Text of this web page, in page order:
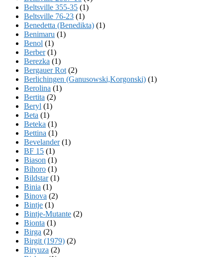
Beltsville 355-35 (1)
Beltsville 76-23 (1)
Benedetta (Benedikta) (1)
Benimaru (1)
Benol (1)
Berber(1)
Berezka (1)
Bergauer Rot (2)
Berlichingen (Ganusowski,Korgonski) (1)
Berolina (1)
Bertita (2)
Beryl (1)
Beta (1)
Beteka (1)
Bettina (1)
Bevelander(1)
BF 15 (1)
Biason (1)
Bihoro (1)
Bildstar(1)
Binia (1)
Binova (2)
Bintje (1)
Bintje-Mutante (2)
Bionta (1)
Birga (2)
Birgit (1979) (2)
Biryuza (2)